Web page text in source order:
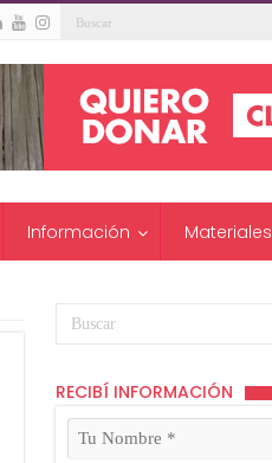
Información Materiales
RECIBÍ INFORMACIÓN
Tu